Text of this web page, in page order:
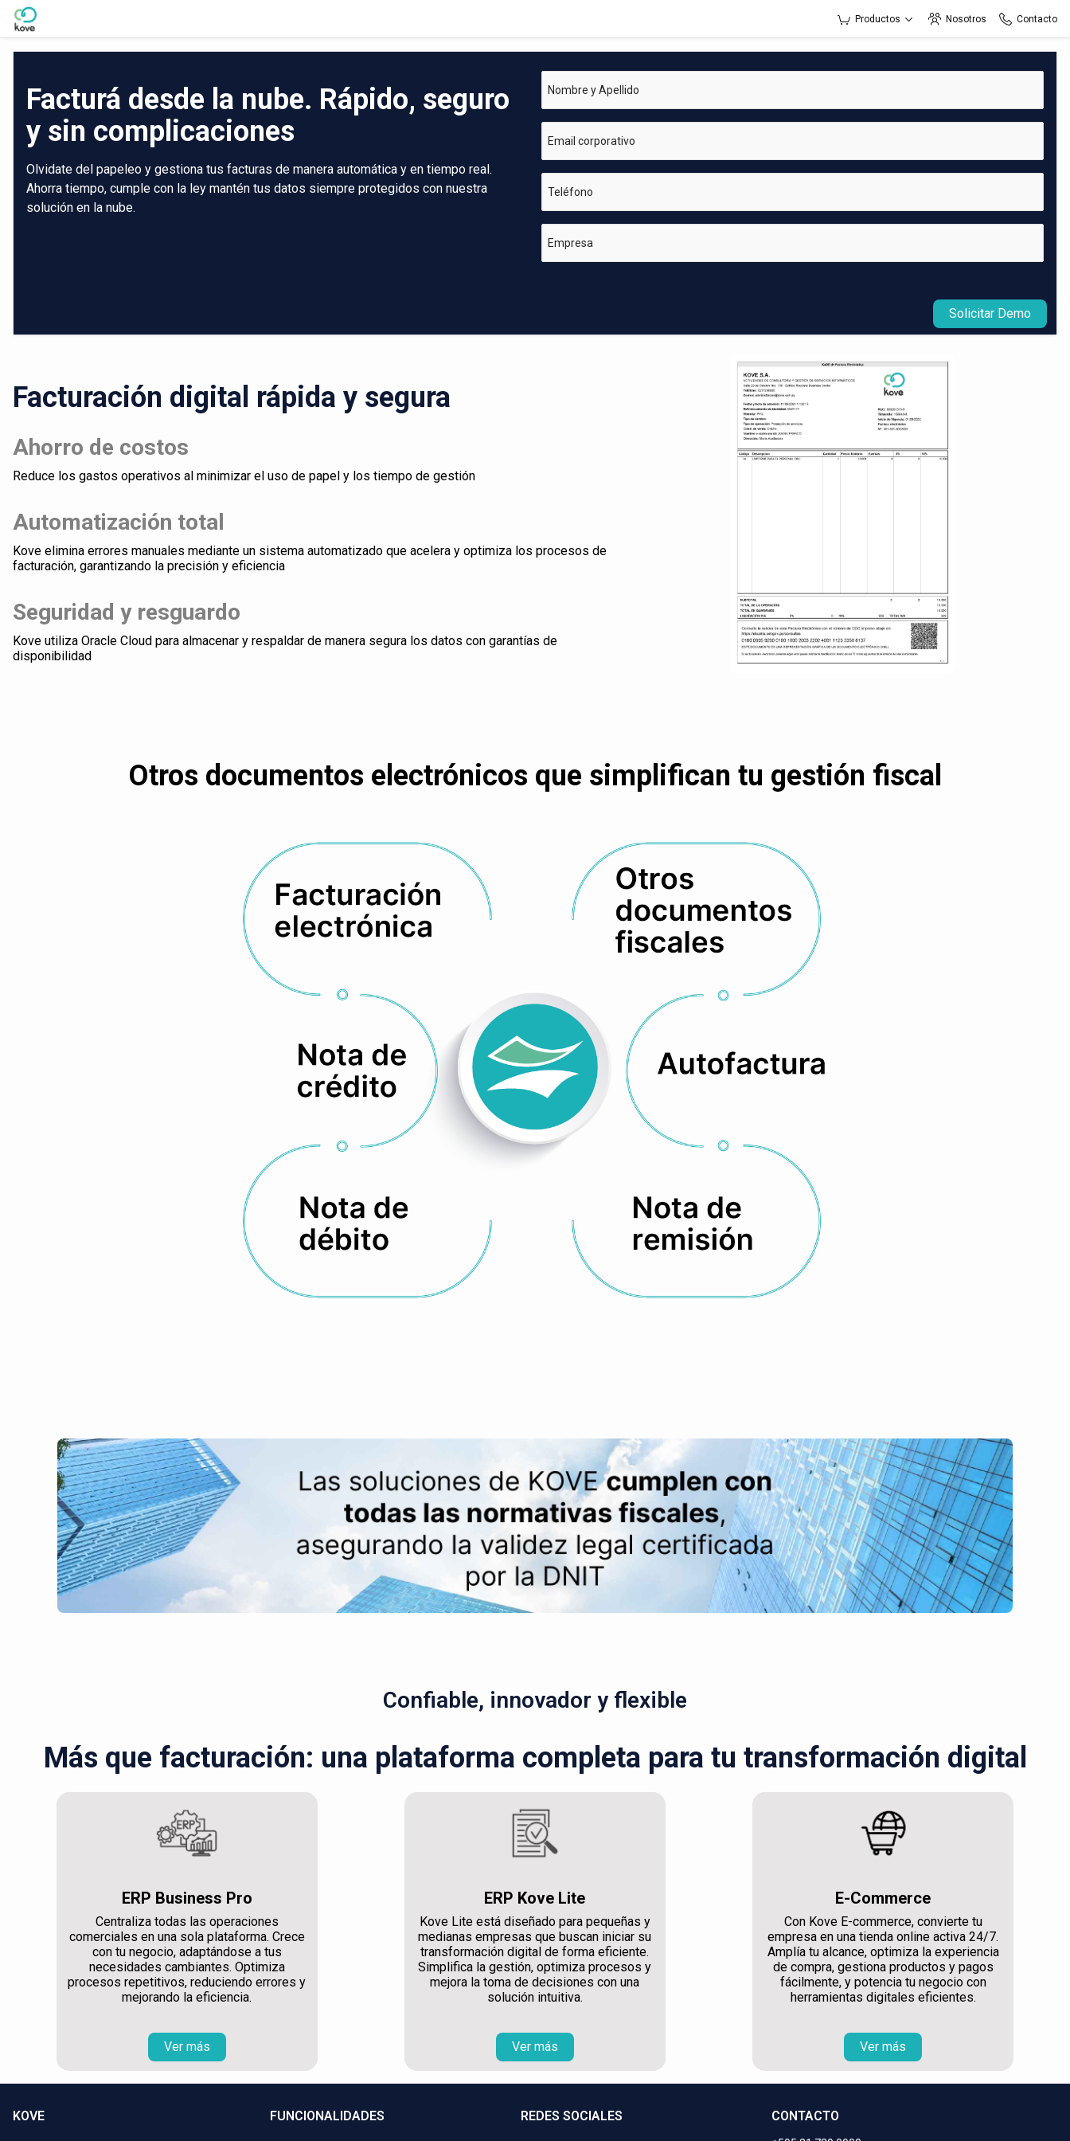
Skip to Main Content
Productos Nosotros Contacto
Facturá desde la nube. Rápido, seguro
y sin complicaciones
Olvidate del papeleo y gestiona tus facturas de manera automática y en tiempo real.
Ahorra tiempo, cumple con la ley mantén tus datos siempre protegidos con nuestra
solución en la nube.
Nombre y Apellido
Email corporativo
Teléfono
Empresa
Solicitar Demo
Facturación digital rápida y segura
Ahorro de costos
Reduce los gastos operativos al minimizar el uso de papel y los tiempo de gestión
Automatización total
Kove elimina errores manuales mediante un sistema automatizado que acelera y optimiza los procesos de
facturación, garantizando la precisión y eficiencia
Seguridad y resguardo
Kove utiliza Oracle Cloud para almacenar y respaldar de manera segura los datos con garantías de
disponibilidad
Otros documentos electrónicos que simplifican tu gestión fiscal
Confiable, innovador y flexible
Más que facturación: una plataforma completa para tu transformación digital
ERP Business Pro
Centraliza todas las operaciones
comerciales en una sola plataforma. Crece
con tu negocio, adaptándose a tus
necesidades cambiantes. Optimiza
procesos repetitivos, reduciendo errores y
mejorando la eficiencia.
Ver más
ERP Kove Lite
Kove Lite está diseñado para pequeñas y
medianas empresas que buscan iniciar su
transformación digital de forma eficiente.
Simplifica la gestión, optimiza procesos y
mejora la toma de decisiones con una
solución intuitiva.
Ver más
E-Commerce
Con Kove E-commerce, convierte tu
empresa en una tienda online activa 24/7.
Amplía tu alcance, optimiza la experiencia
de compra, gestiona productos y pagos
fácilmente, y potencia tu negocio con
herramientas digitales eficientes.
Ver más
KOVE FUNCIONALIDADES REDES SOCIALES CONTACTO